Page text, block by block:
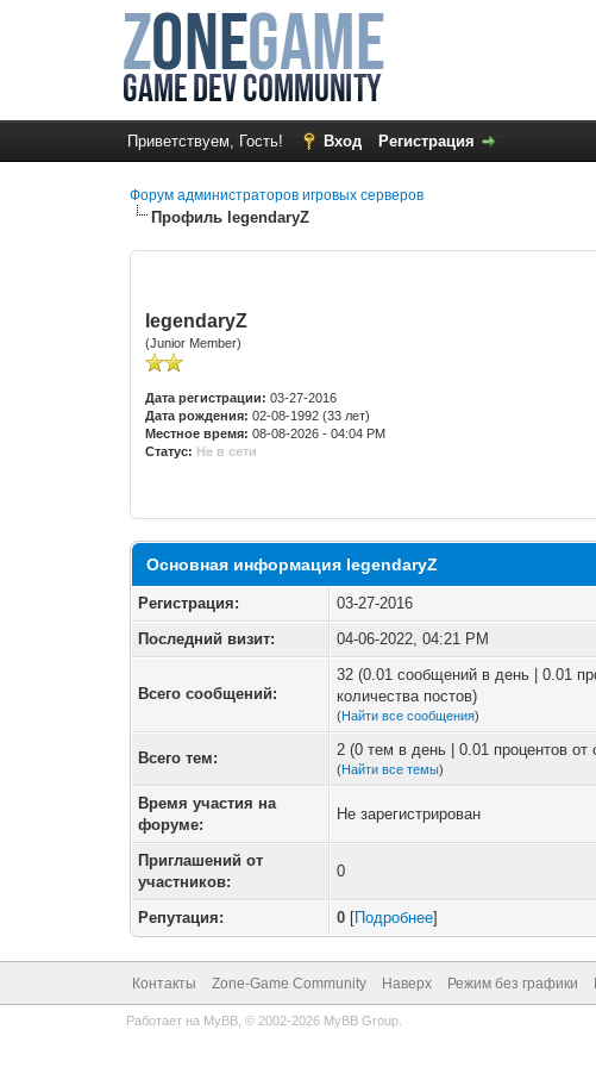
Приветствуем, Гость! Вход Регистрация
Форум администраторов игровых серверов
Профиль legendaryZ
legendaryZ
(Junior Member)
Дата регистрации: 03-27-2016
Дата рождения: 02-08-1992 (33 лет)
Местное время: 08-08-2026 - 04:04 PM
Статус: Не в сети
Основная информация legendaryZ
Регистрация:
03-27-2016
Последний визит:
04-06-2022, 04:21 PM
Всего сообщений:
32 (0.01 сообщений в день | 0.01
количества постов)
(Найти все сообщения)
Всего тем: 2 (0 тем в день | 0.01 процентов от
(Найти все темы)
Время участия на
форуме:
Не зарегистрирован
Приглашений от
участников:
0
Репутация: 0 [Подробнее]
Контакты Zone-Game Community Наверх Режим без графики
Работает на MyBB, © 2002-2026 MyBB Group.